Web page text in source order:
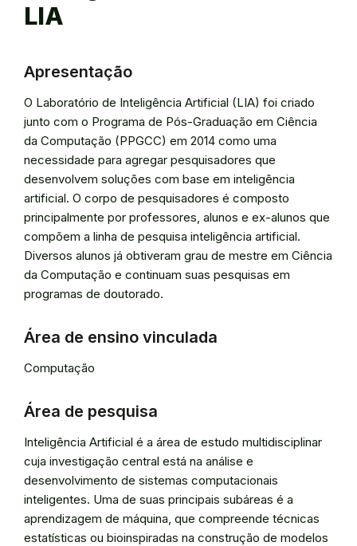
LIA
Apresentação
O Laboratório de Inteligência Artificial (LIA) foi criado
junto com o Programa de Pós-Graduação em Ciência
da Computação (PPGCC) em 2014 como uma
necessidade para agregar pesquisadores que
desenvolvem soluções com base em inteligência
artificial. O corpo de pesquisadores é composto
principalmente por professores, alunos e ex-alunos que
compõem a linha de pesquisa inteligência artificial.
Diversos alunos já obtiveram grau de mestre em Ciência
da Computação e continuam suas pesquisas em
programas de doutorado.
Área de ensino vinculada
Computação
Área de pesquisa
Inteligência Artificial é a área de estudo multidisciplinar
cuja investigação central está na análise e
desenvolvimento de sistemas computacionais
inteligentes. Uma de suas principais subáreas é a
aprendizagem de máquina, que compreende técnicas
estatísticas ou bioinspiradas na construção de modelos